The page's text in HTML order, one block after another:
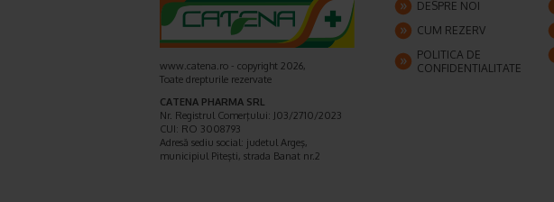
www.catena.ro - copyright 2026,
Toate drepturile rezervate
CATENA PHARMA SRL
Nr. Registrul Comerţului: J03/2710/2023
CUI: RO 3008793
Adresă sediu social: judetul Argeş,
municipiul Piteşti, strada Banat nr.2
DESPRE NOI
CUM REZERV
POLITICA DE
CONFIDENTIALITATE